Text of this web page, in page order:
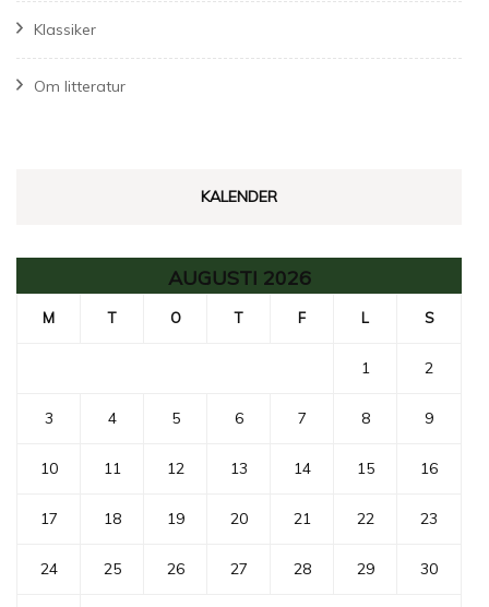
Klassiker
Om litteratur
KALENDER
AUGUSTI 2026
M T O T F L S
1 2
3 4 5 6 7 8 9
10 11 12 13 14 15 16
17 18 19 20 21 22 23
24 25 26 27 28 29 30